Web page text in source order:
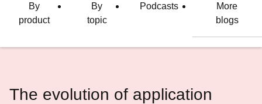
By
product
By
topic
Podcasts
More
blogs
The evolution of application